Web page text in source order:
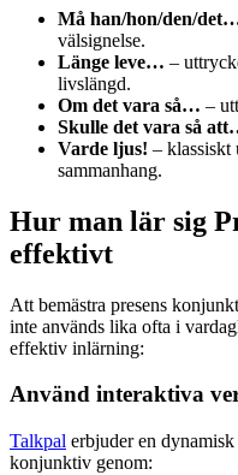
Må han/hon/den/
välsignelse.
Länge leve… –
livslängd.
Om det vara så… –
Skulle det vara så
Varde ljus! – klassiskt
sammanhang.
Hur man lär sig
effektivt
Att bemästra presens
inte används lika ofta i
effektiv inlärning:
Använd interaktiva
Talkpal erbjuder en
konjunktiv genom: